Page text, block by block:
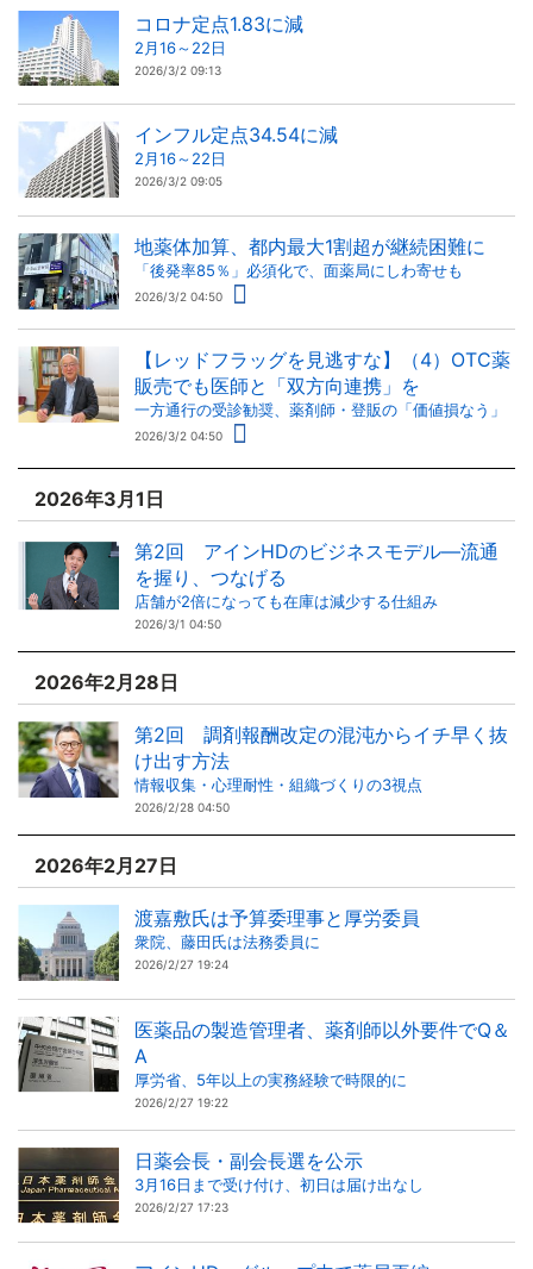
コロナ定点1.83に減
2月16～22日
2026/3/2 09:13
インフル定点34.54に減
2月16～22日
2026/3/2 09:05
地薬体加算、都内最大1割超が継続困難に
「後発率85％」必須化で、面薬局にしわ寄せも
2026/3/2 04:50
【レッドフラッグを見逃すな】（4）OTC薬
販売でも医師と「双方向連携」を
一方通行の受診勧奨、薬剤師・登販の「価値損なう」
2026/3/2 04:50
2026年3月1日
第2回 アインHDのビジネスモデル―流通
を握り、つなげる
店舗が2倍になっても在庫は減少する仕組み
2026/3/1 04:50
2026年2月28日
第2回 調剤報酬改定の混沌からイチ早く抜
け出す方法
情報収集・心理耐性・組織づくりの3視点
2026/2/28 04:50
2026年2月27日
渡嘉敷氏は予算委理事と厚労委員
衆院、藤田氏は法務委員に
2026/2/27 19:24
医薬品の製造管理者、薬剤師以外要件でQ＆
A
厚労省、5年以上の実務経験で時限的に
2026/2/27 19:22
日薬会長・副会長選を公示
3月16日まで受け付け、初日は届け出なし
2026/2/27 17:23